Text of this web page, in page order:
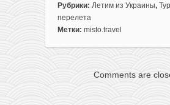
записи
Пакетный
тур
Киева
в
Египет
всего
Рубрики: Летим из Украины,
перелета
Метки: misto.travel
Comments are